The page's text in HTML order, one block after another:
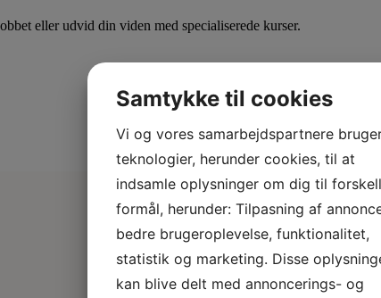
eller udvid din viden med specialiserede kurser.
Samtykke til cookies
Vi og vores samarbejdspartnere
teknologier, herunder cookies, til at
indsamle oplysninger om dig til
formål, herunder: Tilpasning af
bedre brugeroplevelse, funktionalitet,
statistik og marketing. Disse
kan blive delt med annoncerings- og